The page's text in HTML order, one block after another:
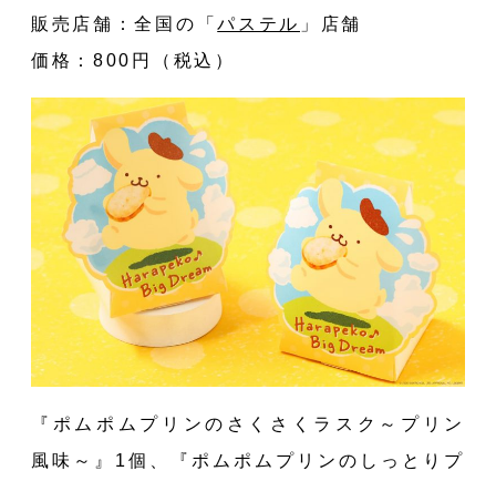
販売店舗：全国の
「パステル 」
店舗
価格：800円（税込）
『ポムポムプリンのさくさくラスク～プリン
風味～』1個、『ポムポムプリンのしっとりプ